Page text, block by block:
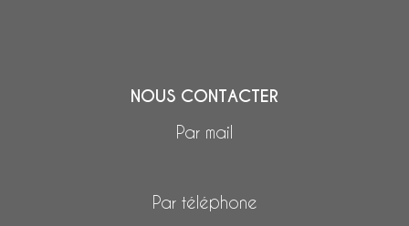
NOUS CONTACTER
Par mail
Par téléphone